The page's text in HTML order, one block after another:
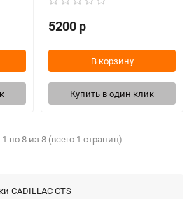
5200 р
В корзину
Купить в один клик
по 8 из 8 (всего 1 страниц)
CADILLAC CTS